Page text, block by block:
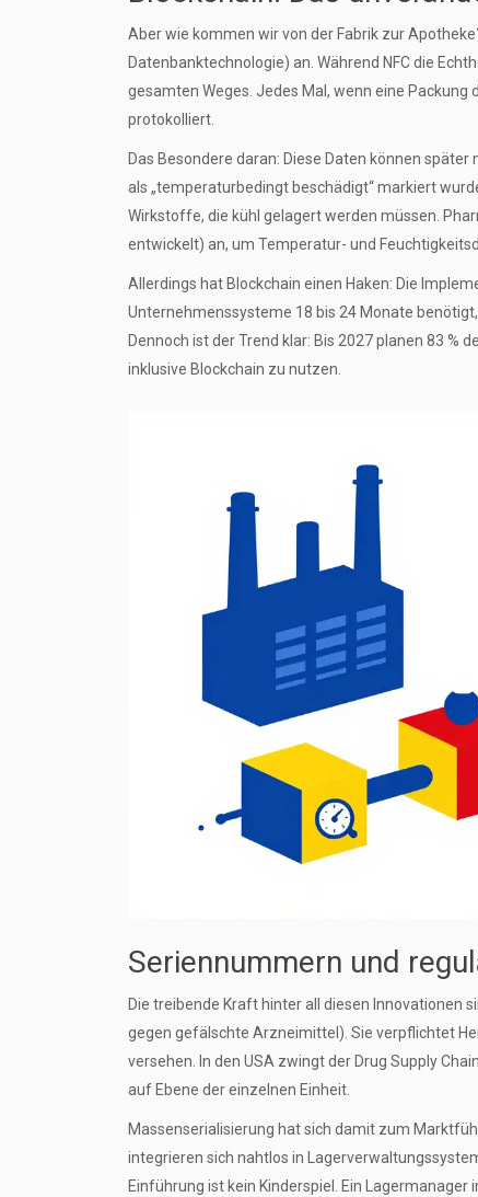
Aber wie kommen wir von der Fabrik zur
Datenbanktechnologie) an. Während NFC die
gesamten Weges. Jedes Mal, wenn eine
protokolliert.
Das Besondere daran: Diese Daten können
als „temperaturbedingt beschädigt“ markiert
Wirkstoffe, die kühl gelagert werden müssen.
entwickelt) an, um Temperatur- und
Allerdings hat Blockchain einen Haken: Die
Unternehmenssysteme 18 bis 24 Monate
Dennoch ist der Trend klar: Bis 2027 planen 83
inklusive Blockchain zu nutzen.
Seriennummern und
Die treibende Kraft hinter all diesen Innovationen
gegen gefälschte Arzneimittel ). Sie verpflichtet
versehen. In den USA zwingt der Drug Supply
auf Ebene der einzelnen Einheit.
Massenserialisierung hat sich damit zum
integrieren sich nahtlos in
Einführung ist kein Kinderspiel. Ein